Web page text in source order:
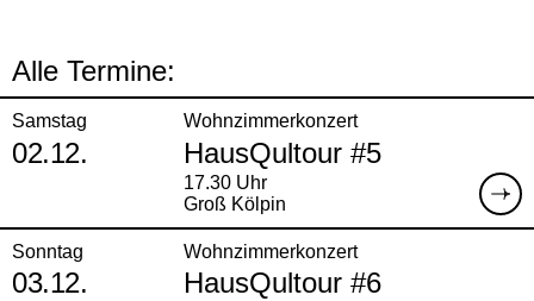
Alle Termine:
Samstag
02.12.
Wohnzimmerkonzert
HausQultour #5
17.30 Uhr
Groß Kölpin
Sonntag
03.12.
Wohnzimmerkonzert
HausQultour #6